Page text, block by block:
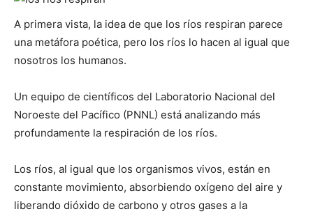
A primera vista, la idea de que los ríos respiran parece
una metáfora poética, pero los ríos lo hacen al igual que
nosotros los humanos.
Un equipo de científicos del Laboratorio Nacional del
Noroeste del Pacífico (PNNL) está analizando más
profundamente la respiración de los ríos.
Los ríos, al igual que los organismos vivos, están en
constante movimiento, absorbiendo oxígeno del aire y
liberando dióxido de carbono y otros gases a la